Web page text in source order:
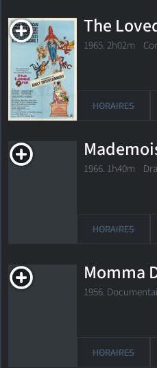
The
1965. 2h02m
HORAIRES
1966. 1h40m
HORAIRES
Momma
1956.
HORAIRES